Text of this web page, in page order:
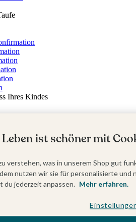
Ihres Kindes
Leben ist schöner mit
verstehen, was in unserem Shop gut
nutzen wir sie für personalisierte
du jederzeit anpassen. Mehr erfahren.